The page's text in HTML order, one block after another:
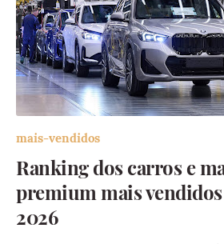
mais-vendidos
Ranking dos carros e
premium mais
2026